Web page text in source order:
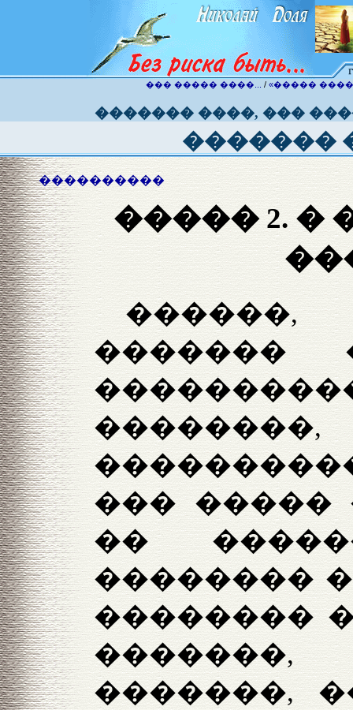
��� ����� ����... / «�����
������� ����, ���
�������
����������
����� 2. �
������,
�������
��� �����
��
��������
��������
�������,